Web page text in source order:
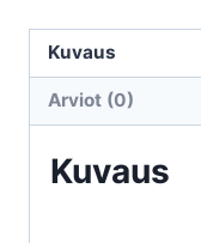
10
1NB+1WB
4000K
Kuvaus
Arviot (0)
Kuvaus